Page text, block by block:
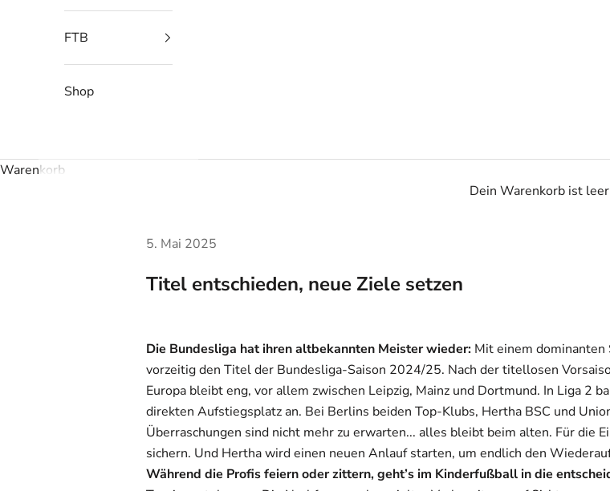
FTB
Shop
Warenkorb
Dein Warenkorb ist leer
5. Mai 2025
Titel entschieden, neue Ziele setzen
Die Bundesliga hat ihren altbekannten Meister wieder: Mit einem
vorzeitig den Titel der Bundesliga-Saison 2024/25. Nach der titellosen
Europa bleibt eng, vor allem zwischen Leipzig, Mainz und Dortmund. In Liga 2
direkten Aufstiegsplatz an. Bei Berlins beiden Top-Klubs, Hertha BSC und
Überraschungen sind nicht mehr zu erwarten... alles bleibt beim alten. Für die
sichern. Und Hertha wird einen neuen Anlauf starten, um endlich den
Während die Profis feiern oder zittern, geht’s im Kinderfußball in die